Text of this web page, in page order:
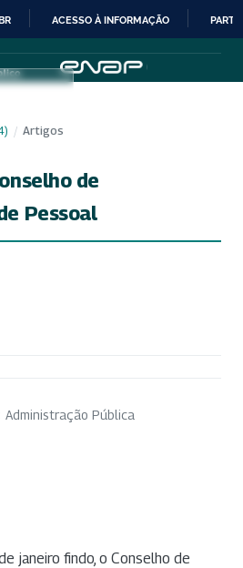
IR
PARA
CONTEÚDO
ACESSO À INFORMAÇÃO
/ Artigos
de
Pessoal
Administração Pública
janeiro findo, o Conselho de